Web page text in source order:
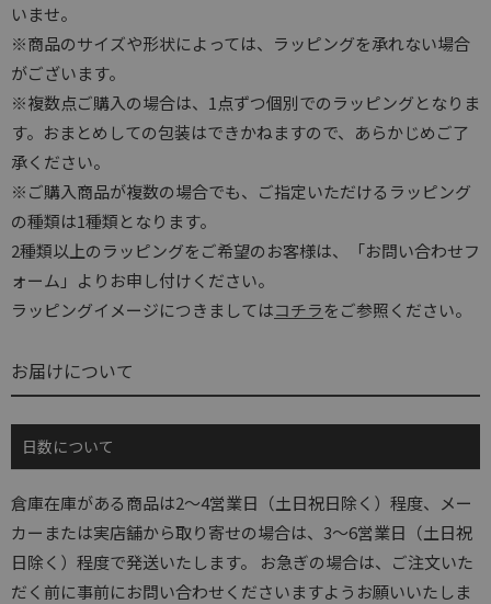
いませ。
※商品のサイズや形状によっては、ラッピングを承れない場合
がございます。
※複数点ご購入の場合は、1点ずつ個別でのラッピングとなりま
す。おまとめしての包装はできかねますので、あらかじめご了
承ください。
※ご購入商品が複数の場合でも、ご指定いただけるラッピング
の種類は1種類となります。
2種類以上のラッピングをご希望のお客様は、「お問い合わせフ
ォーム」よりお申し付けください。
ラッピングイメージにつきましてはコチラをご参照ください。
お届けについて
日数について
倉庫在庫がある商品は2～4営業日（土日祝日除く）程度、メー
カーまたは実店舗から取り寄せの場合は、3～6営業日（土日祝
日除く）程度で発送いたします。 お急ぎの場合は、ご注文いた
だく前に事前にお問い合わせくださいますようお願いいたしま